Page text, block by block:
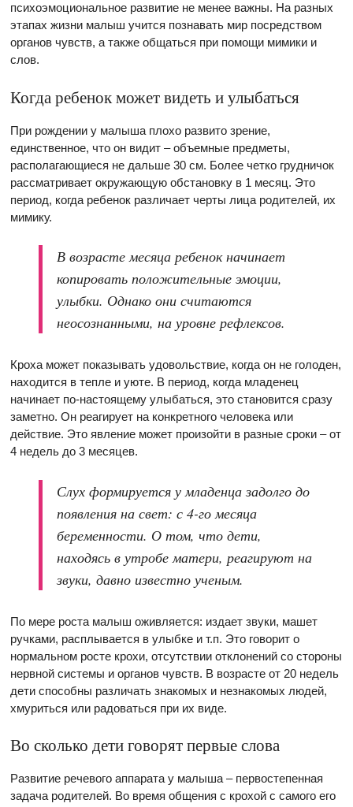
психоэмоциональное развитие не менее важны. На разных
этапах жизни малыш учится познавать мир посредством
органов чувств, а также общаться при помощи мимики и
слов.
Когда ребенок может видеть и улыбаться
При рождении у малыша плохо развито зрение,
единственное, что он видит – объемные предметы,
располагающиеся не дальше 30 см. Более четко грудничок
рассматривает окружающую обстановку в 1 месяц. Это
период, когда ребенок различает черты лица родителей, их
мимику.
В возрасте месяца ребенок начинает
копировать положительные эмоции,
улыбки. Однако они считаются
неосознанными, на уровне рефлексов.
Кроха может показывать удовольствие, когда он не голоден,
находится в тепле и уюте. В период, когда младенец
начинает по-настоящему улыбаться, это становится сразу
заметно. Он реагирует на конкретного человека или
действие. Это явление может произойти в разные сроки – от
4 недель до 3 месяцев.
Слух формируется у младенца задолго до
появления на свет: с 4-го месяца
беременности. О том, что дети,
находясь в утробе матери, реагируют на
звуки, давно известно ученым.
По мере роста малыш оживляется: издает звуки, машет
ручками, расплывается в улыбке и т.п. Это говорит о
нормальном росте крохи, отсутствии отклонений со стороны
нервной системы и органов чувств. В возрасте от 20 недель
дети способны различать знакомых и незнакомых людей,
хмуриться или радоваться при их виде.
Во сколько дети говорят первые слова
Развитие речевого аппарата у малыша – первостепенная
задача родителей. Во время общения с крохой с самого его